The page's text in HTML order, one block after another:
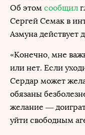
Об этом сообщил
Сергей Семак в
Азмуна действует
«Конечно, мне
или нет. Если
Сердар может
обязаны
желание —
уйти свободным